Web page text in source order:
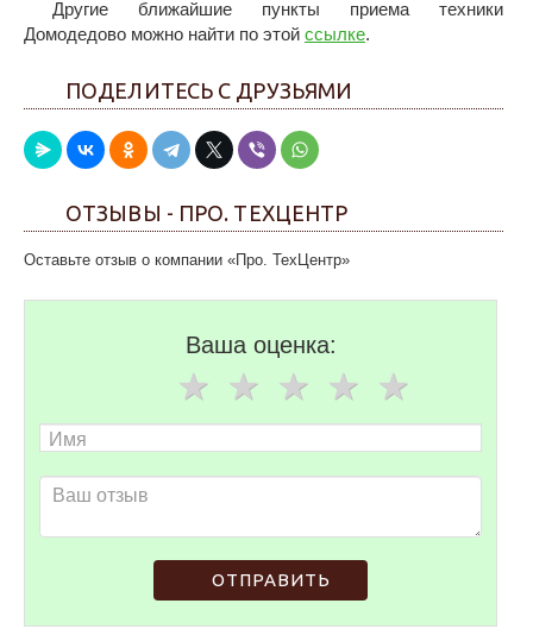
Другие ближайшие пункты приема техники
Домодедово можно найти по этой ссылке.
ПОДЕЛИТЕСЬ С ДРУЗЬЯМИ
ОТЗЫВЫ - ПРО. ТЕХЦЕНТР
Оставьте отзыв о компании «Про. ТехЦентр»
Ваша оценка:
ОТПРАВИТЬ